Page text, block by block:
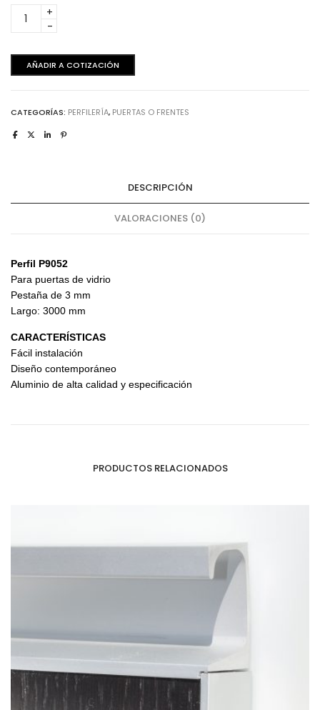
Perfilería
P9052
10 AÑADIR A COTIZACIÓN
CATEGORÍAS: PERFILERÍA, PUERTAS O FRENTES
DESCRIPCIÓN
VALORACIONES (0)
Perfil P9052
Para puertas de vidrio
Pestaña de 3 mm
Largo: 3000 mm
CARACTERÍSTICAS
Fácil instalación
Diseño contemporáneo
Aluminio de alta calidad y especificación
PRODUCTOS RELACIONADOS